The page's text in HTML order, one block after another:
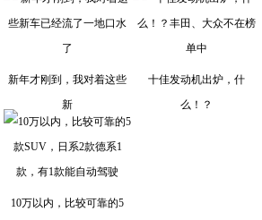
新年才刚到，我对着这些
新
十佳发动机出炉，什
么！？
10万以内，比较可靠的5